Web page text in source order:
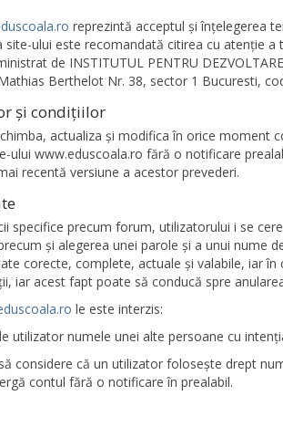
reprezintă acceptul şi înţelegerea
ului este recomandată citirea cu atenţie a
de INSTITUTUL PENTRU
Berthelot Nr. 38, sector 1 Bucuresti,
și condițiilor
actualiza şi modifica în orice moment
ului www.eduscoala.ro fără o notificare
recentă versiune a acestor prevederi.
specifice precum forum, utilizatorului i se
și alegerea unei parole și a unui nume
corecte, complete, actuale și valabile, iar
iar acest fapt poate să conducă spre
le este interzis:
utilizator numele unei alte persoane cu
considere că un utilizator foloseşte drept
contul fără o notificare în prealabil.